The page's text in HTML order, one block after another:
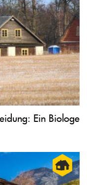
Ein Biologe